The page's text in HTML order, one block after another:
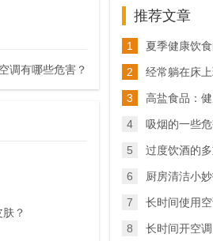
调有哪些危害？
？
推荐文章
1 夏季健康饮
2 经常躺在床
3 高盐食品：
4 吸烟的一些
5 过度饮酒的
6 厨房清洁小
7 长时间使用
8 长时间开空